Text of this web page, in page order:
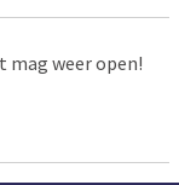
mag weer open!